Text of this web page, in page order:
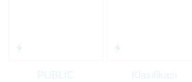
PUBLIC
Klasifikasi